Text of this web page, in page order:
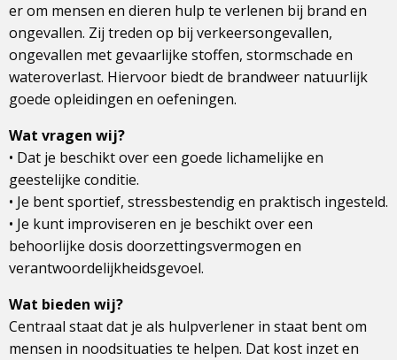
er om mensen en dieren hulp te verlenen bij brand en
ongevallen. Zij treden op bij verkeersongevallen,
ongevallen met gevaarlijke stoffen, stormschade en
wateroverlast. Hiervoor biedt de brandweer natuurlijk
goede opleidingen en oefeningen.
Wat vragen wij?
• Dat je beschikt over een goede lichamelijke en
geestelijke conditie.
• Je bent sportief, stressbestendig en praktisch ingesteld.
• Je kunt improviseren en je beschikt over een
behoorlijke dosis doorzettingsvermogen en
verantwoordelijkheidsgevoel.
Wat bieden wij?
Centraal staat dat je als hulpverlener in staat bent om
mensen in noodsituaties te helpen. Dat kost inzet en